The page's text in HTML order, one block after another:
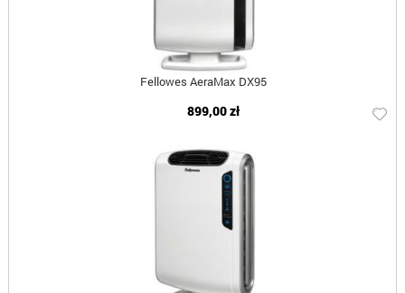
Fellowes AeraMax DX95
899,00 zł